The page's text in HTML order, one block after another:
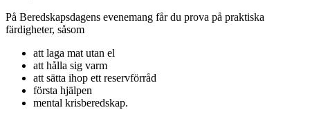
På Beredskapsdagens evenemang får du prova på praktiska
färdigheter, såsom
att laga mat utan el
att hålla sig varm
att sätta ihop ett reservförråd
första hjälpen
mental krisberedskap.